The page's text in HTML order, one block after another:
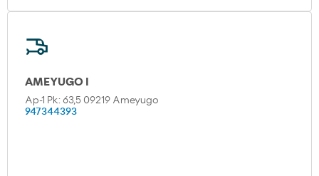
AMEYUGO I
Ap-1 Pk: 63,5 09219 Ameyugo
947344393